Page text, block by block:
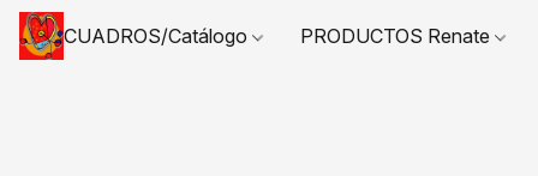
CUADROS/Catálogo PRODUCTOS Renate